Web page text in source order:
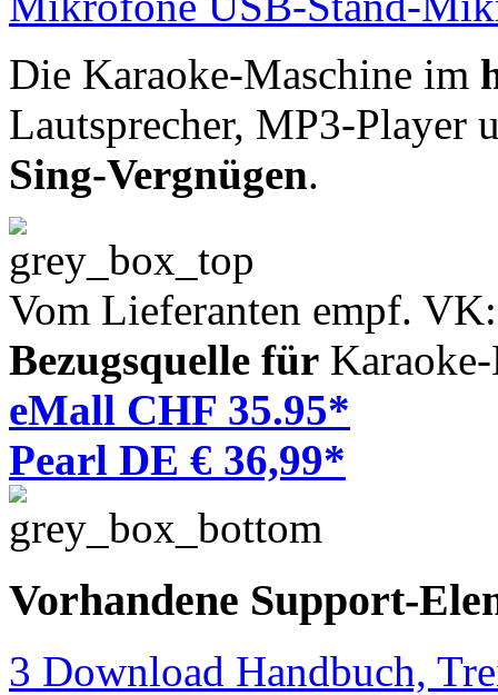
Die Karaoke-Maschine im
Lautsprecher, MP3-Player
Sing-Vergnügen.
Vom Lieferanten empf.
Bezugsquelle für
eMall CHF 35.95*
Pearl DE € 36,99*
Vorhandene Support-
3 Download Handbuch,